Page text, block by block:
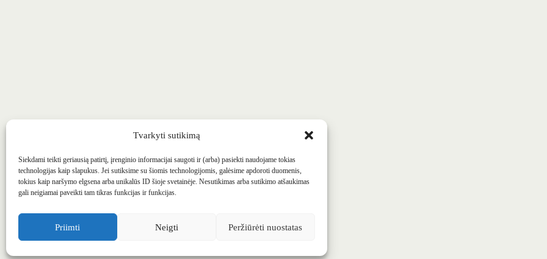
Tvarkyti sutikimą
Siekdami teikti geriausią patirtį, įrenginio informacijai saugoti ir (arba) pasiekti naudojame tokias
technologijas kaip slapukus. Jei sutiksime su šiomis technologijomis, galėsime apdoroti duomenis,
tokius kaip naršymo elgsena arba unikalūs ID šioje svetainėje. Nesutikimas arba sutikimo atšaukimas
gali neigiamai paveikti tam tikras funkcijas ir funkcijas.
Priimti Neigti Peržiūrėti nuostatas
Simonas Dawsonas / Nr. 10 Downing Street / Dalomout / Anadolu per „Getty